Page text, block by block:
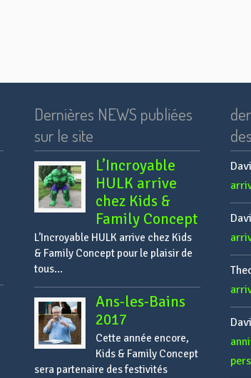
Dernières NEWS publiées
sur le site
L’Incroyable
HULK arrive
chez Kids &
Family Concept
L’Incroyable HULK arrive chez Kids
& Family Concept pour le plaisir de
tous...
Ans-les-Bains
2017
Cette année encore,
Kids & Family Concept
sera partenaire des festivités